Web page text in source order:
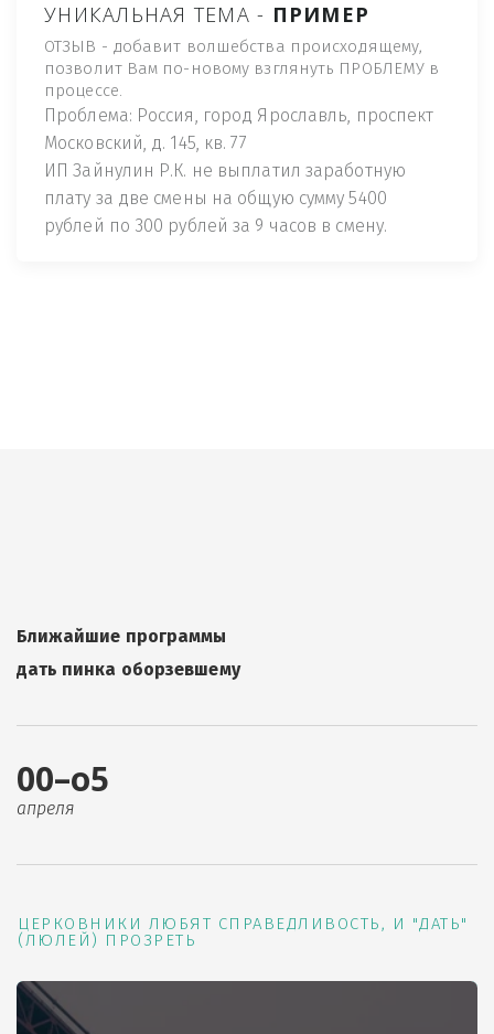
УНИКАЛЬНАЯ ТЕМА - ПРИМЕР
ОТЗЫВ - добавит волшебства происходящему,
позволит Вам по-новому взглянуть ПРОБЛЕМУ в
процессе.
Проблема: Россия, город Ярославль, проспект
Московский, д. 145, кв. 77
ИП Зайнулин Р.К. не выплатил заработную
плату за две смены на общую сумму 5400
рублей по 300 рублей за 9 часов в смену.
Ближайшие программы
дать пинка оборзевшему
00–о5
апреля
ЦЕРКОВНИКИ ЛЮБЯТ СПРАВЕДЛИВОСТЬ, И "ДАТЬ"
(ЛЮЛЕЙ) ПРОЗРЕТЬ